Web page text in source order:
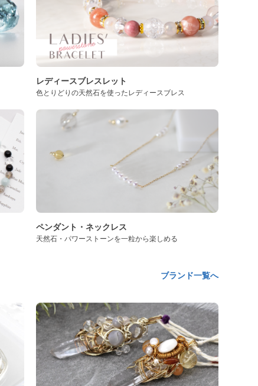
レディースブレスレット
色とりどりの天然石を使ったレディースブレス
ペンダント・ネックレス
天然石・パワーストーンを一粒から楽しめる
ブランド一覧へ